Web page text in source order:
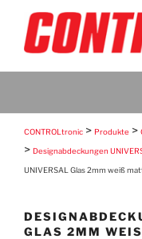
Inhalt
springen
CONTROLtronic > Produkte >
> Designabdeckungen
UNIVERSAL Glas 2mm weiß
GLAS 2MM